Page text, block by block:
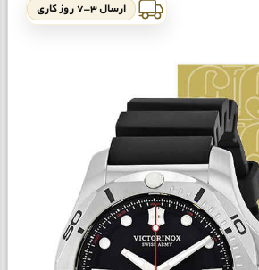
ارسال ۳-۷ روز کاری